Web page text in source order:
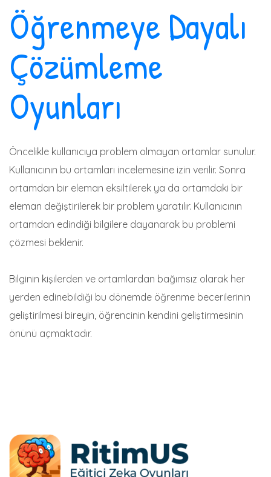
Öğrenmeye Dayalı
Çözümleme
Oyunları
Öncelikle kullanıcıya problem olmayan ortamlar sunulur.
Kullanıcının bu ortamları incelemesine izin verilir. Sonra
ortamdan bir eleman eksiltilerek ya da ortamdaki bir
eleman değiştirilerek bir problem yaratılır. Kullanıcının
ortamdan edindiği bilgilere dayanarak bu problemi
çözmesi beklenir.
Bilginin kişilerden ve ortamlardan bağımsız olarak her
yerden edinebildiği bu dönemde öğrenme becerilerinin
geliştirilmesi bireyin, öğrencinin kendini geliştirmesinin
önünü açmaktadır.